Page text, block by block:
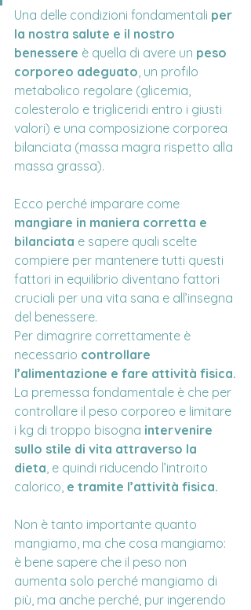
Una delle condizioni fondamentali per
la nostra salute e il nostro
benessere è quella di avere un peso
corporeo adeguato, un profilo
metabolico regolare (glicemia,
colesterolo e trigliceridi entro i giusti
valori) e una composizione corporea
bilanciata (massa magra rispetto alla
massa grassa).
Ecco perché imparare come
mangiare in maniera corretta e
bilanciata e sapere quali scelte
compiere per mantenere tutti questi
fattori in equilibrio diventano fattori
cruciali per una vita sana e all’insegna
del benessere.
Per dimagrire correttamente è
necessario controllare
l’alimentazione e fare attività fisica.
La premessa fondamentale è che per
controllare il peso corporeo e limitare
i kg di troppo bisogna intervenire
sullo stile di vita attraverso la
dieta, e quindi riducendo l’introito
calorico, e tramite l’attività fisica.
Non è tanto importante quanto
mangiamo, ma che cosa mangiamo:
è bene sapere che il peso non
aumenta solo perché mangiamo di
più, ma anche perché, pur ingerendo